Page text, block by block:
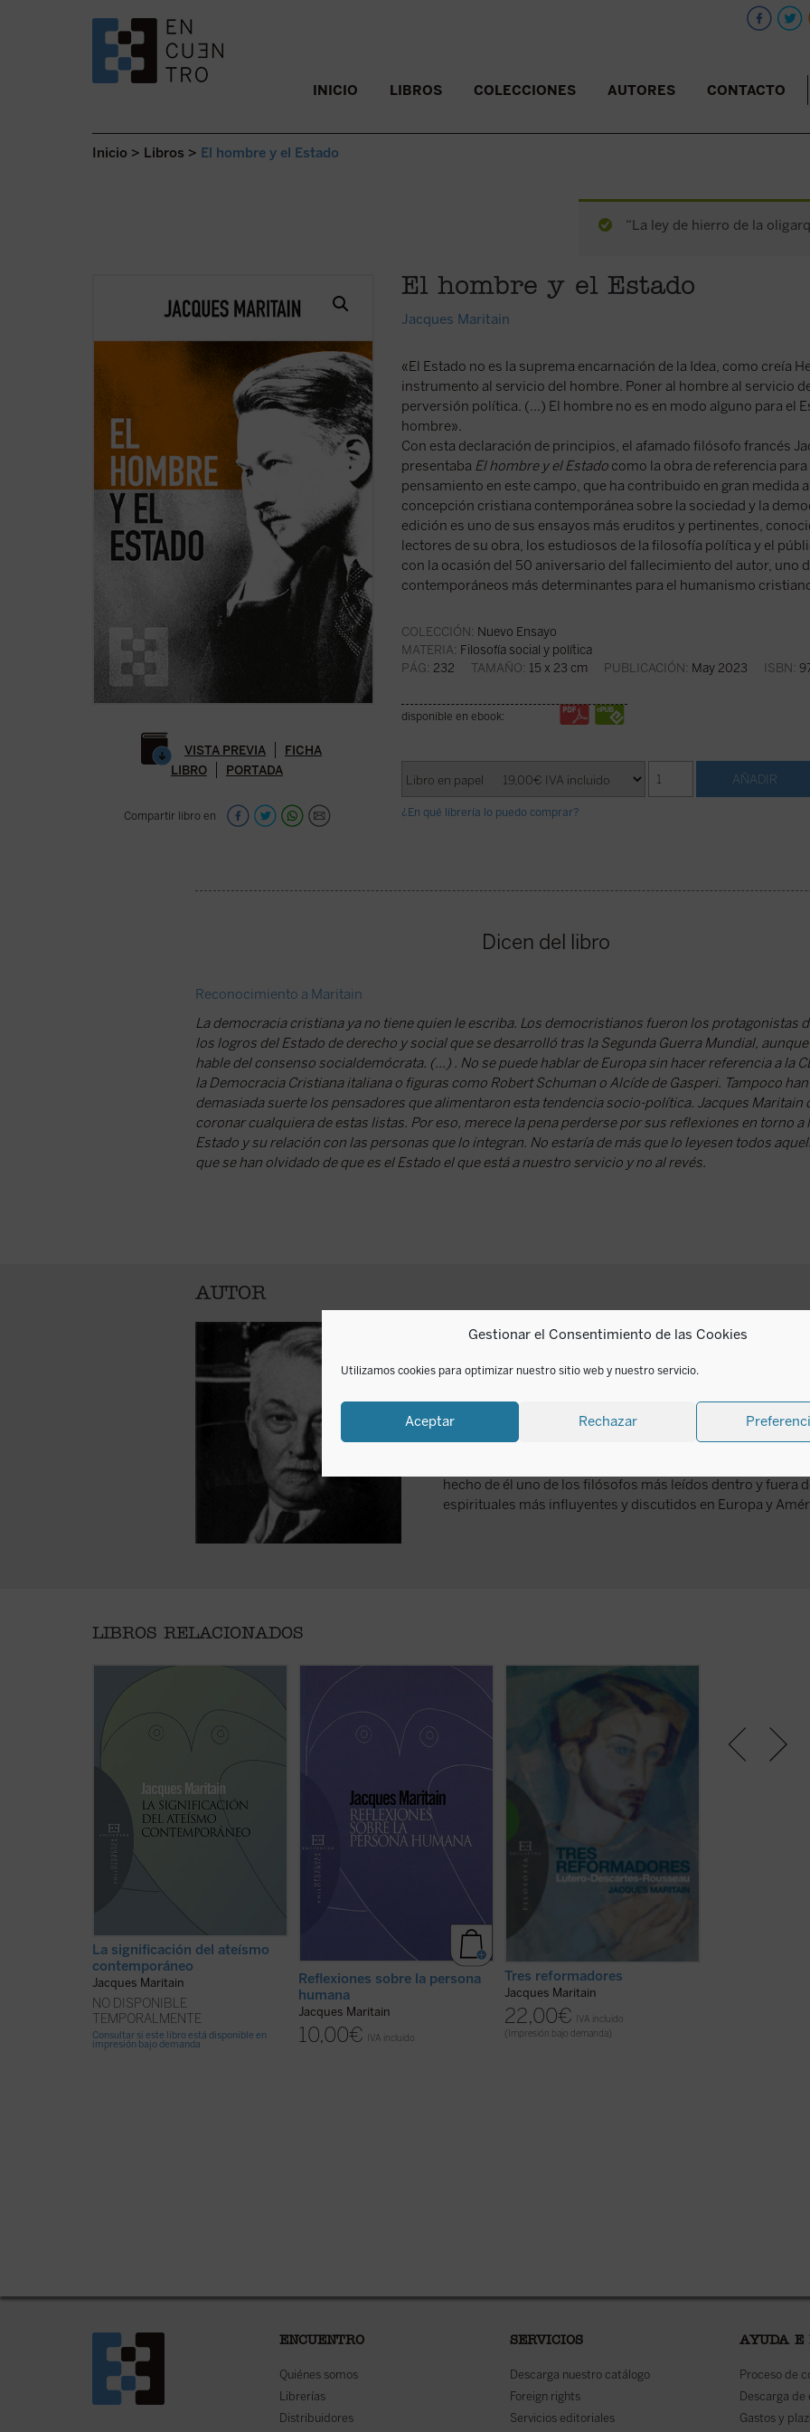
Gestionar el Consentimiento de las Cookies
Utilizamos cookies para optimizar nuestro sitio web y nuestro servicio.
Aceptar Rechazar
SALTAR AL CONTENIDO. INICIO LIBROS COLECCIONES AUTORES CONTACTO
Inicio > Libros > El hombre y el Estado
“La ley de hierro de la
VISTA PREVIA
FICHA
LIBRO
PORTADA
Compartir libro en
El hombre y el Estado
Jacques Maritain
«El Estado no es la suprema encarnación de la Idea, como creía
instrumento al servicio del hombre. Poner al hombre al servicio
perversión política. (...) El hombre no es en modo alguno para el
hombre».
Con esta declaración de principios, el afamado filósofo francés
presentaba El hombre y el Estadocomo la obra de referencia
pensamiento en este campo, que ha contribuido en gran medida
concepción cristiana contemporánea sobre la sociedad y la
edición es uno de sus ensayos más eruditos y pertinentes,
lectores de su obra, los estudiosos de la filosofía política y el
con la ocasión del 50 aniversario del fallecimiento del autor, uno
contemporáneos más determinantes para el humanismo
COLECCIÓN: Nuevo Ensayo
MATERIA: Filosofía social y política
PÁG: 232 TAMAÑO: 15 x 23 cm PUBLICACIÓN: May 2023 ISBN:
disponible en ebook:
¿En qué librería lo puedo comprar?
Dicen del libro
Reconocimiento a Maritain
La democracia cristiana ya no tiene quien le escriba. Los democristianos fueron los protagonistas
los logros del Estado de derecho y social que se desarrolló tras la Segunda Guerra Mundial, aunque
hable del consenso socialdemócrata. (...) . No se puede hablar de Europa sin hacer referencia a la
la Democracia Cristiana italiana o figuras como Robert Schuman o Alcíde de Gasperi. Tampoco
demasiada suerte los pensadores que alimentaron esta tendencia socio-política. Jacques Maritain
coronar cualquiera de estas listas. Por eso, merece la pena perderse por sus reflexiones en torno a
Estado y su relación con las personas que lo integran. No estaría de más que lo leyesen todos
que se han olvidado de que es el Estado el que está a nuestro servicio y no al revés.
AUTOR
Jacques Maritain
Jacques Maritain (1882-1973) fue, sin duda, una de las
XX. Liberado del materialismo académico de su tiempo
impugnaría en su primera obra, se convirtió con su
entregándose apasionadamente hasta el final de su vida a
regeneración filosófica de la cultura moderna a la luz de
hecho de él uno de los filósofos más leídos dentro y fuera
espirituales más influyentes y discutidos en Europa y
LIBROS RELACIONADOS
El análisis de las características
propias del ateísmo
contemporáneo, y la advertencia
de la doble incoherencia en que
Jacques Maritain a reconocer el
hecho, solo en apariencia
paradójico, de que semejante
negación de Dios es, en su raíz
misma, un fenómeno religioso. De
ahí ...
(ver ficha)
La significación del ateísmo
contemporáneo
Jacques Maritain
NO DISPONIBLE
TEMPORALMENTE
Consultar si este libro está disponible en
impresión bajo demanda
«... cada ser humano es, como el
bruto, la planta o el átomo, un
individuo, es decir, un fragmento
de una especie, una parte de este
universo, un punto singular de la
inmensa red de fuerzas e
influencias cósmicas, étnicas,
históricas, a cuyas leyes está
sometido; y a la vez es una
persona, es decir, [...] un ...(ver
ficha)
Reflexiones sobre la persona
humana
Jacques Maritain
10,00€ IVA incluido
«Acaso volverá a decirse que yo
pretendo 'condenar en bloque'
tres siglos historia humana y
'volver a la Edad Media'. Nada
más falso. Este libro está vuelto
futuro que exige de nosotros una
mirada clara y nuevas fuerzas. Lo
que en realidad representa el
(ver ficha)
Tres reformadores
Jacques Maritain
22,00€ IVA incluido
(Impresión bajo demanda)
principales que
con las solas
ENCUENTRO
Quiénes somos
Librerías
Distribuidores
SERVICIOS
Descarga nuestro catálogo
Foreign rights
Servicios editoriales
AYUDA E
Proceso de
Descarga de
Gastos y